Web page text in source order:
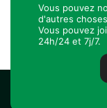
Vous pouvez
d'autres
Vous pouvez
24h/24 et 7j/7.